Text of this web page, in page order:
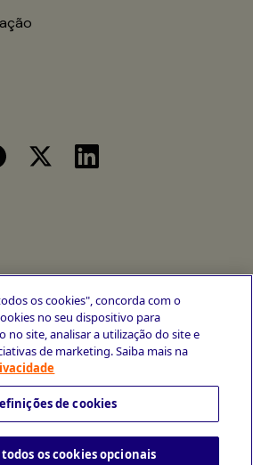
os cookies", concorda com o
no seu dispositivo para
no site, analisar a utilização do site e
de marketing. Saiba mais na
de cookies
os cookies opcionais